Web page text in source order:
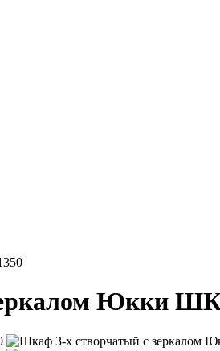
Юкки